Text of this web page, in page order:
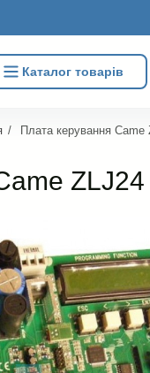
Каталог товарів
Плата керування Came
ZLJ24